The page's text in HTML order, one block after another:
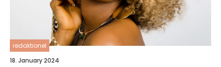
redaktionel
18. January 2024